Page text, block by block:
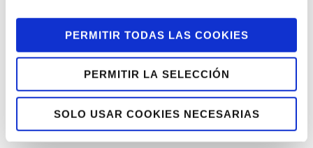
PERMITIR TODAS LAS COOKIES
PERMITIR LA SELECCIÓN
SOLO USAR COOKIES NECESARIAS
Facebook Twitter
Tumblr
Pinterest
Google+
LinkedIn